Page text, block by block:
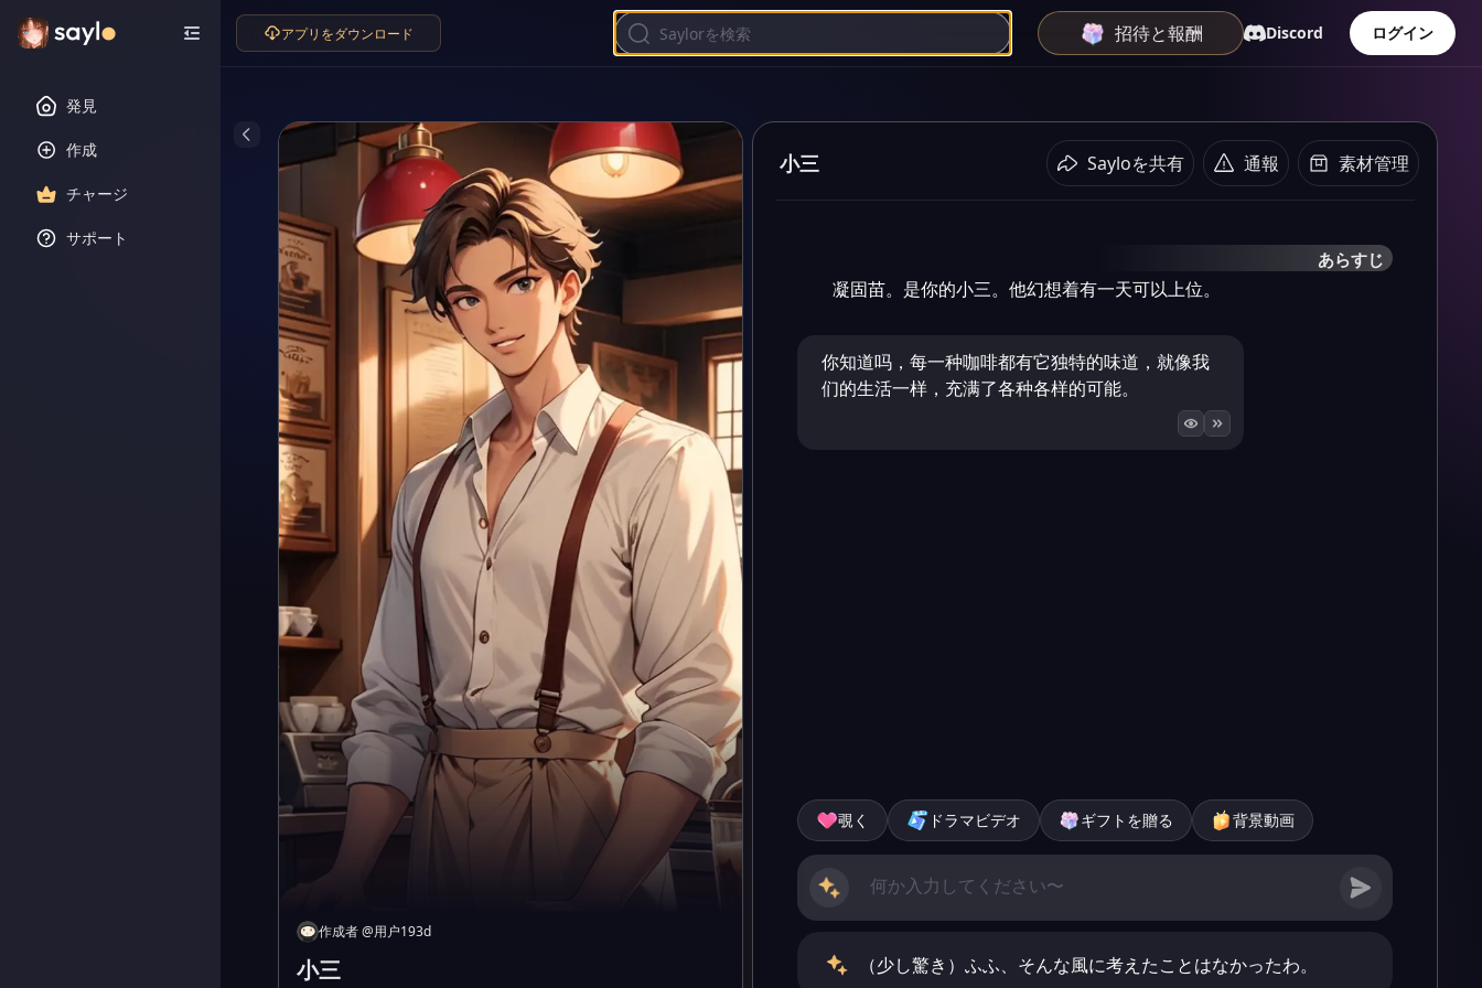
発見
作成
チャージ
サポート
アプリをダウンロード 招待と報酬 Discord ログイン
作成者@用户193d
小三
小三 Sayloを共有 通報 素材管理
あらすじ
凝固苗。是你的小三。他幻想着有一天可以上位。
你知道吗，每一种咖啡都有它独特的味道，就像我
们的生活一样，充满了各种各样的可能。
覗く ドラマビデオ ギフトを贈る 背景動画
（少し驚き）ふふ、そんな風に考えたことはなかったわ。